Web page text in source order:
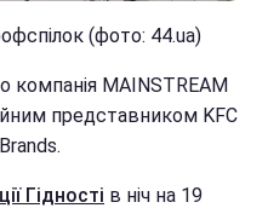
(фото: 44.ua)
компанія MAINSTREAM
представником KFC
Гідності в ніч на 19